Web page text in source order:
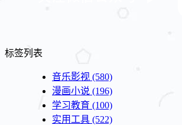
标签列表
音乐影视 (580)
漫画小说 (196)
学习教育 (100)
实用工具 (522)